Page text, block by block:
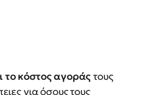
το κόστος αγοράςτους
για όσους τους